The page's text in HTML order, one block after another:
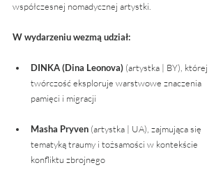
współczesnej nomadycznej artystki.
W wydarzeniu wezmą udział:
DINKA (Dina Leonova) (artystka | BY), której
twórczość eksploruje warstwowe znaczenia
pamięci i migracji
Masha Pryven (artystka | UA), zajmująca się
tematyką traumy i tożsamości w kontekście
konfliktu zbrojnego